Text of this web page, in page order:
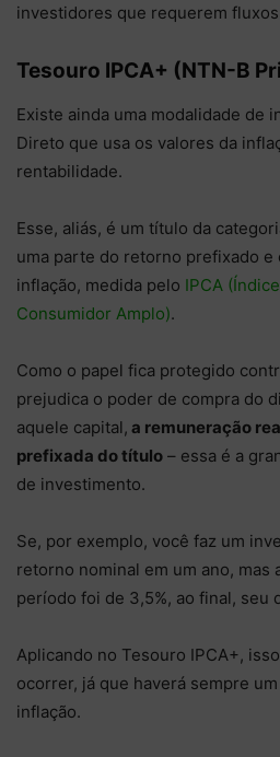
investidores que requerem
Tesouro IPCA+ (NTN-B
Existe ainda uma modalidade de
Direto que usa os valores da
rentabilidade.
Esse, aliás, é um título da
uma parte do retorno prefixado e
inflação, medida pelo IPCA
Consumidor Amplo).
Como o papel fica protegido
prejudica o poder de compra do
aquele capital, a remuneração
prefixada do título – essa é a
de investimento.
Se, por exemplo, você faz um
retorno nominal em um ano, mas
período foi de 3,5%, ao final, seu
Aplicando no Tesouro IPCA+,
ocorrer, já que haverá sempre um
inflação.